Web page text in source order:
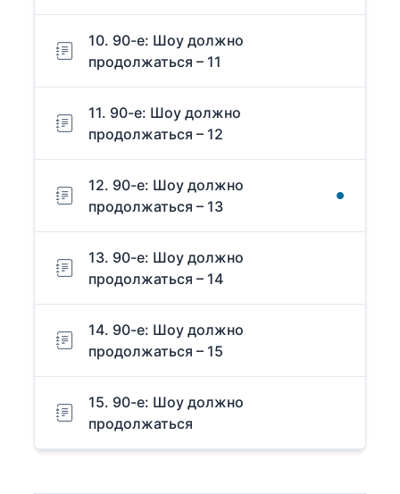
10. 90-е: Шоу должно
продолжаться – 11
11. 90-е: Шоу должно
продолжаться – 12
12. 90-е: Шоу должно
продолжаться – 13
13. 90-е: Шоу должно
продолжаться – 14
14. 90-е: Шоу должно
продолжаться – 15
15. 90-е: Шоу должно
продолжаться